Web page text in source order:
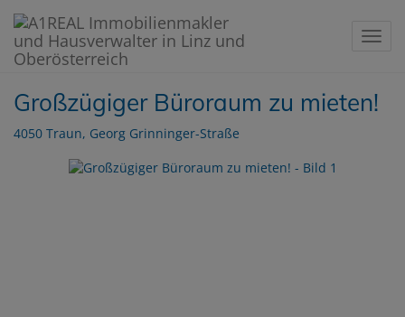
Großzügiger Büroraum zu mieten!
4050 Traun, Georg Grinninger-Straße